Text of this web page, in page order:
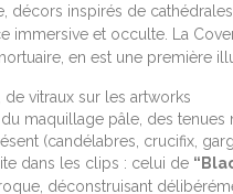
décors inspirés de
immersive et occulte. La
en est une première
vitraux sur les artworks
maquillage pâle, des tenues
(candélabres, crucifix,
dans les clips : celui de
déconstruisant